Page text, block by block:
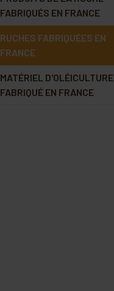
FABRIQUÉS EN FRANCE
RUCHES FABRIQUÉES EN
FRANCE
MATÉRIEL D'OLÉICULTURE
FABRIQUÉ EN FRANCE